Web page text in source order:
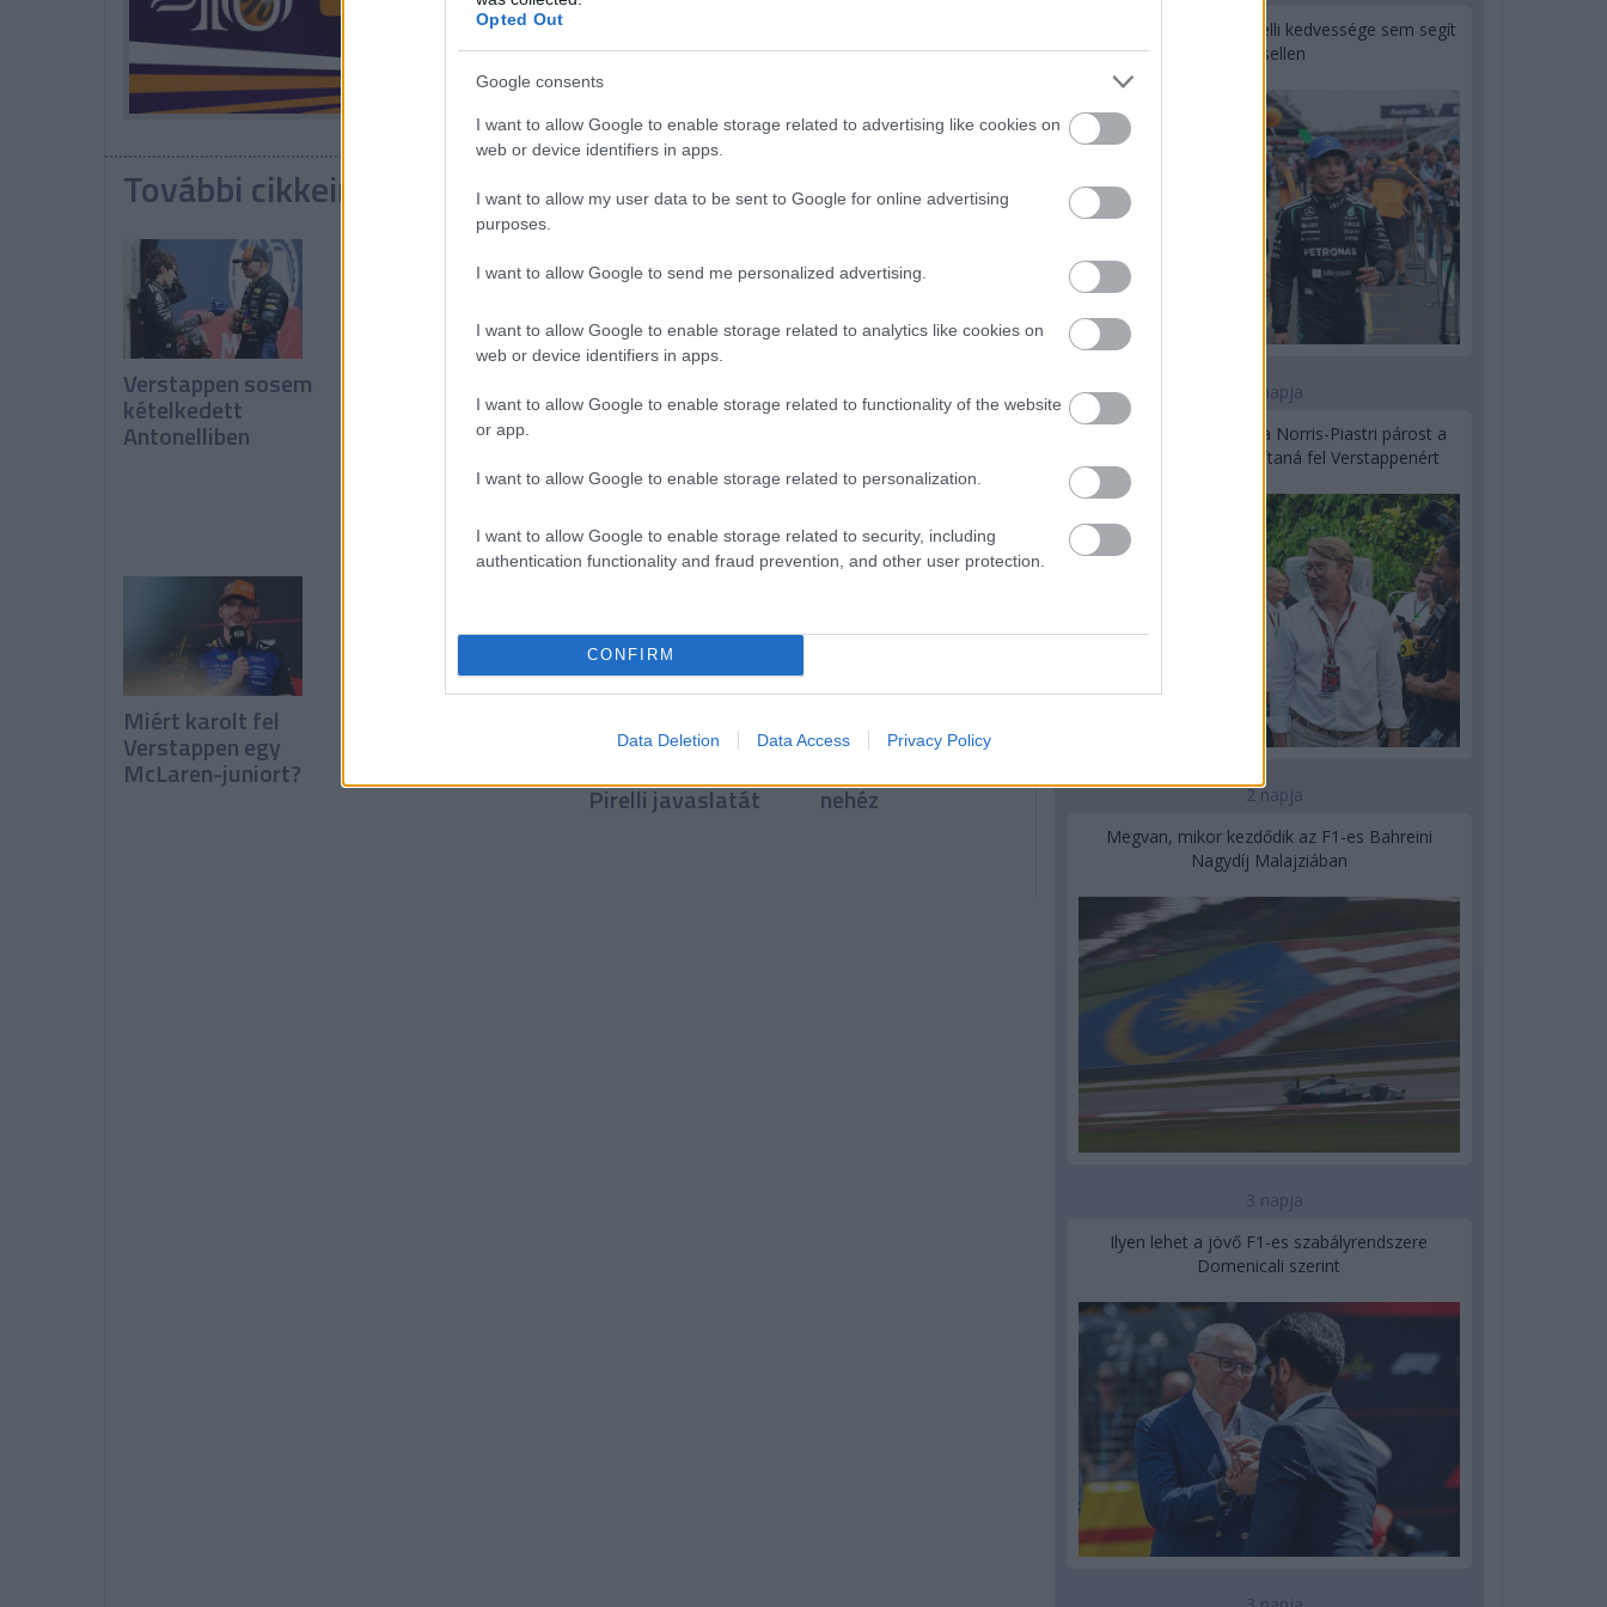
Opted Out
Google consents
I want to allow Google to enable storage related to advertising like cookies on
web or device identifiers in apps.
I want to allow my user data to be sent to Google for online advertising
purposes.
I want to allow Google to send me personalized advertising.
I want to allow Google to enable storage related to analytics like cookies on
web or device identifiers in apps.
I want to allow Google to enable storage related to functionality of the website
or app.
I want to allow Google to enable storage related to personalization.
I want to allow Google to enable storage related to security, including
authentication functionality and fraud prevention, and other user protection.
CONFIRM
Data Deletion Data Access Privacy Policy
További cikkeink a témában
Verstappen sosem
kételkedett
Antonelliben
látszanak a pozitív kell egy csapat” –
Mercedestől Gwen
figyelmeztet:
Miért karolt fel
Verstappen egy
McLaren-juniort?
de a csapatok
Pirelli javaslatát
Kormányzati
nehéz
Montoya szerint Antonelli kedvessége sem segít
Russellen
2 napja
Hakkinen megtartaná a Norris-Piastri párost a
McLarennél, nem borítaná fel Verstappenért
2 napja
Megvan, mikor kezdődik az F1-es Bahreini
Nagydíj Malajziában
3 napja
Ilyen lehet a jövő F1-es szabályrendszere
Domenicali szerint